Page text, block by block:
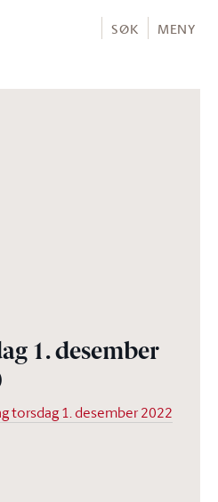
SØK MENY
1. desember
torsdag 1. desember 2022